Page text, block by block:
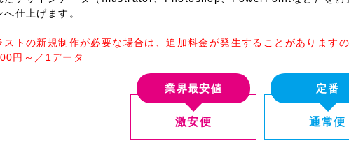
仕上げます。
トの新規制作が必要な場合は、追加料金が発生することがあります
円～／1データ
激安便
業界最安値
通常便
定番